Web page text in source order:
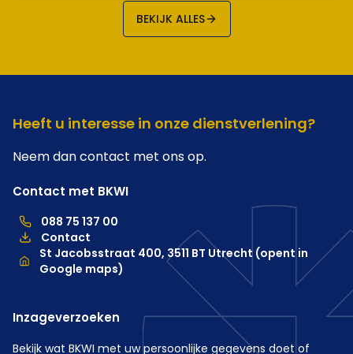
BEKIJK ALLES
Heeft u interesse in onze dienstverlening?
Neem dan contact met ons op.
Contact met BKWI
088 75 137 00
088 75 137 00, telefoonnummer hoofdkantoor
Contact
Locatie
St Jacobsstraat 400, 3511 BT Utrecht (opent in
Google maps)
Inzageverzoeken
Bekijk wat BKWI met uw persoonlijke gegevens doet of